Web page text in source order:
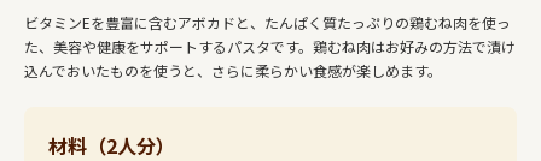
ビタミンEを豊富に含むアボカドと、たんぱく質たっぷりの鶏むね肉を使っ
た、美容や健康をサポートするパスタです。鶏むね肉はお好みの方法で漬け
込んでおいたものを使うと、さらに柔らかい食感が楽しめます。
材料（2人分）